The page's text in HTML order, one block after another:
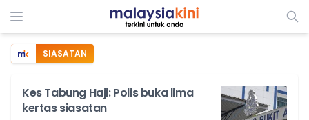
SIASATAN
Kes Tabung Haji: Polis buka lima
kertas siasatan